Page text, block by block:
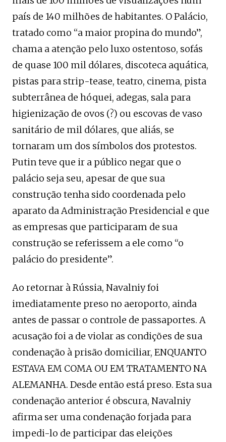
país de 140 milhões de habitantes. O Palácio,
tratado como “a maior propina do mundo”,
chama a atenção pelo luxo ostentoso, sofás
de quase 100 mil dólares, discoteca aquática,
pistas para strip-tease, teatro, cinema, pista
subterrânea de hóquei, adegas, sala para
higienização de ovos (?) ou escovas de vaso
sanitário de mil dólares, que aliás, se
tornaram um dos símbolos dos protestos.
Putin teve que ir a público negar que o
palácio seja seu, apesar de que sua
construção tenha sido coordenada pelo
aparato da Administração Presidencial e que
as empresas que participaram de sua
construção se referissem a ele como “o
palácio do presidente”.
Ao retornar à Rússia, Navalniy foi
imediatamente preso no aeroporto, ainda
antes de passar o controle de passaportes. A
acusação foi a de violar as condições de sua
condenação à prisão domiciliar, ENQUANTO
ESTAVA EM COMA OU EM TRATAMENTO NA
ALEMANHA. Desde então está preso. Esta sua
condenação anterior é obscura, Navalniy
afirma ser uma condenação forjada para
impedi-lo de participar das eleições